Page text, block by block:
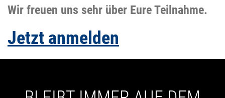
Wir freuen uns sehr über Eure Teilnahme.
Jetzt anmelden